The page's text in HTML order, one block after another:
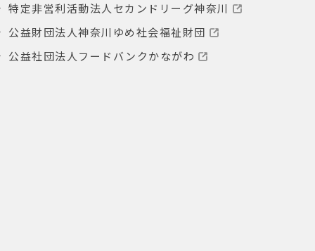
特定非営利活動法人セカンドリーグ神奈川
公益財団法人神奈川ゆめ社会福祉財団
公益社団法人フードバンクかながわ